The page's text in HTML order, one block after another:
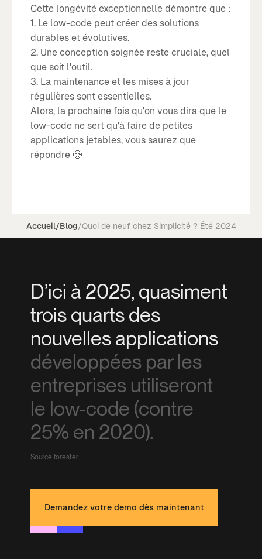
Cette longévité exceptionnelle démontre que :
1. Le low-code peut créer des solutions
durables et évolutives.
2. Une conception soignée reste cruciale, quel
que soit l'outil.
3. La maintenance et les mises à jour
régulières sont essentielles.
Alors, la prochaine fois qu'on vous dira que le
low-code ne sert qu'à faire de petites
applications jetables, vous saurez que
répondre 🥲
Accueil/Blog/Quoi de neuf chez Simplicité ? Été 2024
D’ici à 2025, quasiment
trois quarts des
nouvelles applications
développées par les
entreprises utiliseront
le low-code (contre
25% en 2020).
Source forester
Demandez votre demo dès maintenant